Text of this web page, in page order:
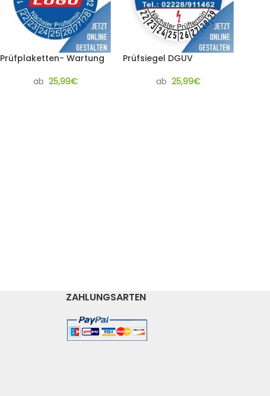
Prüfplaketten- Wartung
ab 25,99€
Prüfsiegel DGUV
ab 25,99€
ZAHLUNGSARTEN